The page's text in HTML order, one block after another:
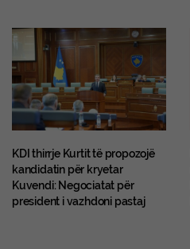
KDI thirrje Kurtit të propozojë
kandidatin për kryetar
Kuvendi: Negociatat për
president i vazhdoni pastaj